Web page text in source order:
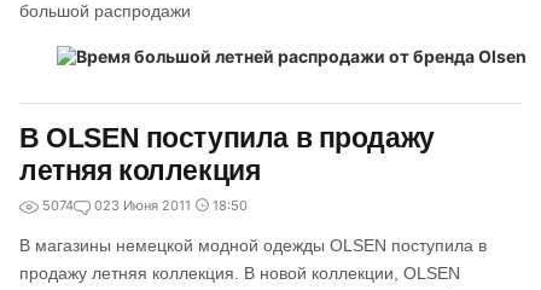
большой распродажи
В OLSEN поступила в продажу
летняя коллекция
5074 023 Июня 2011 18:50
В магазины немецкой модной одежды OLSEN поступила в
продажу летняя коллекция. В новой коллекции, OLSEN